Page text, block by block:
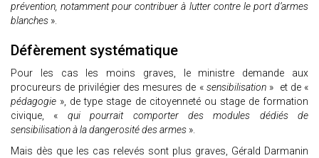
prévention, notamment pour contribuer à lutter contre le port d’armes
blanches ».
Défèrement systématique
Pour les cas les moins graves, le ministre demande aux
procureurs de privilégier des mesures de « sensibilisation» et de «
pédagogie », de type stage de citoyenneté ou stage de formation
civique, « qui pourrait comporter des modules dédiés de
sensibilisation à la dangerosité des armes ».
Mais dès que les cas relevés sont plus graves, Gérald Darmanin